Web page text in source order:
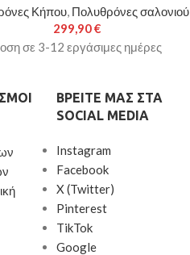
Κήπου, Πολυθρόνες σαλονιού
299,90€
σε 3-12 εργάσιμες ημέρες
ΒΡΕΊΤΕ ΜΑΣ ΣΤΑ
SOCIAL MEDIA
Instagram
Facebook
X (Twitter)
Pinterest
TikTok
Google